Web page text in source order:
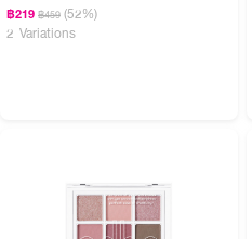
฿219 ฿459 (52%)
2 Variations